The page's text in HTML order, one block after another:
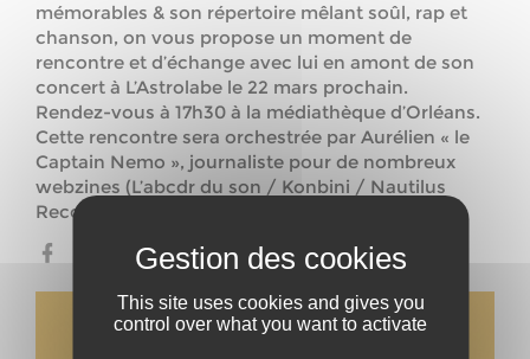
mémorables & son répertoire mêlant soûl, rap et
chanson, on vous propose un moment de
rencontre et d’échange avec lui en amont de son
concert à L’Astrolabe le 22 mars prochain.
Rendez-vous à 17h30 à la médiathèque d’Orléans.
Cette rencontre sera orchestrée par Aurélien « le
Captain Nemo », journaliste pour de nombreux
webzines (L’abcdr du son / Konbini / Nautilus
Recordz)
This site uses cookies and gives you
control over what you want to activate